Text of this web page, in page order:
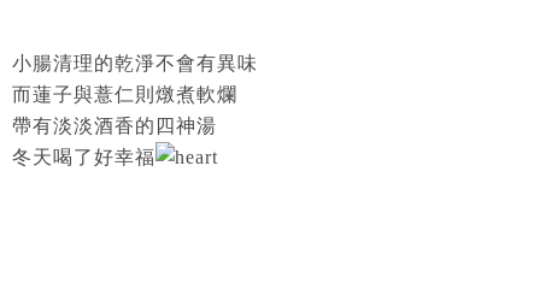
小腸清理的乾淨不會有異味
而蓮子與薏仁則燉煮軟爛
帶有淡淡酒香的四神湯
冬天喝了好幸福